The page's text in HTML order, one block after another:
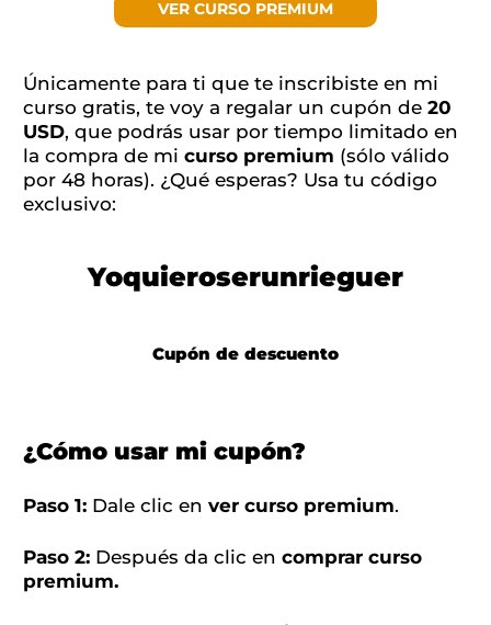
VER CURSO PREMIUM
Únicamente para ti que te inscribiste en mi
curso gratis, te voy a regalar un cupón de 20
USD, que podrás usar por tiempo limitado en
la compra de mi curso premium (sólo válido
por 48 horas). ¿Qué esperas? Usa tu código
exclusivo:
Yoquieroserunrieguer
Cupón de descuento
¿Cómo usar mi cupón?
Paso 1: Dale clic en ver curso premium.
Paso 2: Después da clic en comprar curso
premium.